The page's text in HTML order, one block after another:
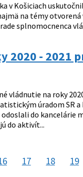
v Košiciach
na témy
splnomocnenca
- 2021
na roky
úradom SR
do kancelárie
do aktivít...
17 18 19